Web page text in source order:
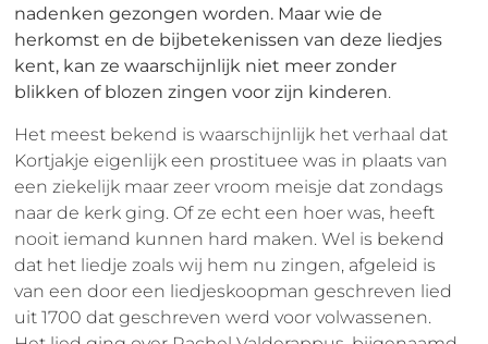
nadenken gezongen worden. Maar wie de
herkomst en de bijbetekenissen van deze liedjes
kent, kan ze waarschijnlijk niet meer zonder
blikken of blozen zingen voor zijn kinderen.
Het meest bekend is waarschijnlijk het verhaal dat
Kortjakje eigenlijk een prostituee was in plaats van
een ziekelijk maar zeer vroom meisje dat zondags
naar de kerk ging. Of ze echt een hoer was, heeft
nooit iemand kunnen hard maken. Wel is bekend
dat het liedje zoals wij hem nu zingen, afgeleid is
van een door een liedjeskoopman geschreven lied
uit 1700 dat geschreven werd voor volwassenen.